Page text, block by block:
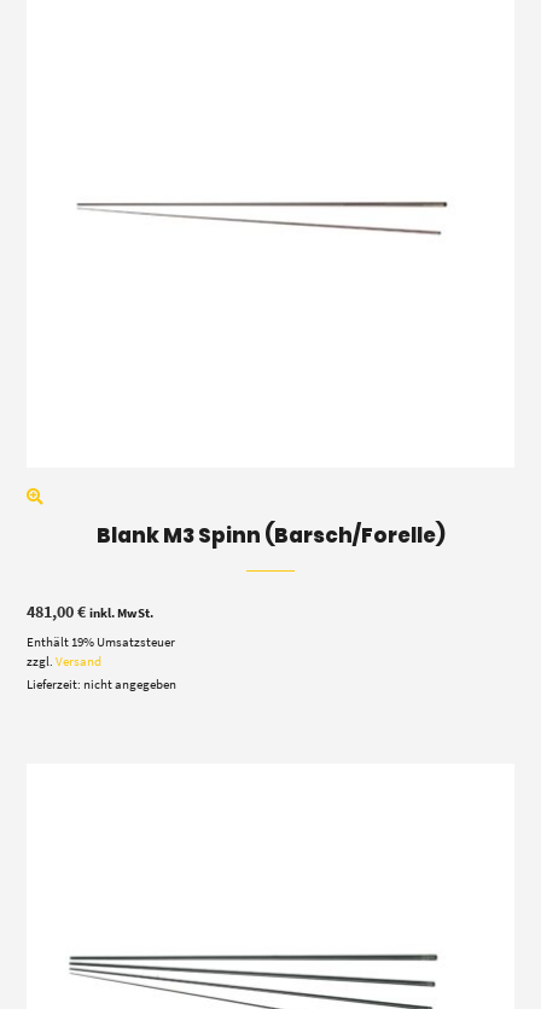
Blank M3 Spinn (Barsch/Forelle)
481,00€ inkl. MwSt.
Enthält 19% Umsatzsteuer
zzgl.Versand
Lieferzeit: nicht angegeben